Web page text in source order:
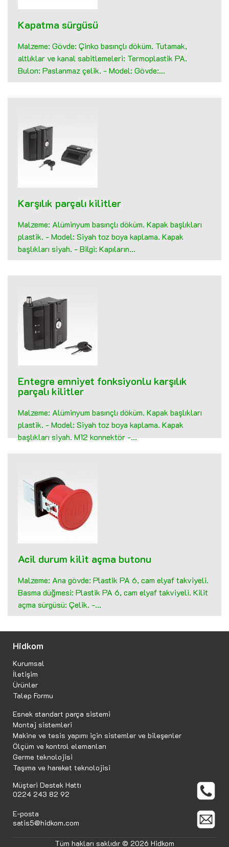
Kapatma sürgüsü
Malzeme: Gövde: Çinko basınçlı döküm. Tutamak,
altlıklar ve kanal sabitlemeleri: Termoplastik PA.
Bulon: Paslanmaz çelik. - Model: Gövde:...
Karşılık parçalı kilitler
Malzeme: Alüminyum basınçlı döküm. Kapak başlıkları
plastik. - Model: Siyah toz boya kaplama. Kapak
başlıkları siyah. - Bilgi: Kapıların...
Entegre emniyet fonksiyonlu karşılık
parçalı kilitler
Malzeme: Alüminyum basınçlı döküm. Kapak başlıkları
plastik. - Model: Siyah toz boya kaplama. Kapak
başlıkları siyah. M12 konnektör -...
Acil durum kilit açma butonu
Malzeme: Ana gövde: Plastik PA 6, cam elyaf takviyeli.
Basma düğmesi: Plastik PA 6, cam elyaf takviyeli. Kilit
açma sürgüsü: Çelik. -...
Hidkom
Kurumsal
İletişim
Ürünler
Talep Formu
Esnek standart parça sistemi
Montaj sistemleri
Makine ve tesis yapımı için sistemler ve bileşenler
Ölçüm ve kontrol elemanları
Germe teknolojisi
Taşıma ve hareket teknolojisi
Müşteri Destek Hattı
0224 243 82 92
E-posta
satis5@hidkom.com
Tüm hakları saklıdır © 2026 Hidkom